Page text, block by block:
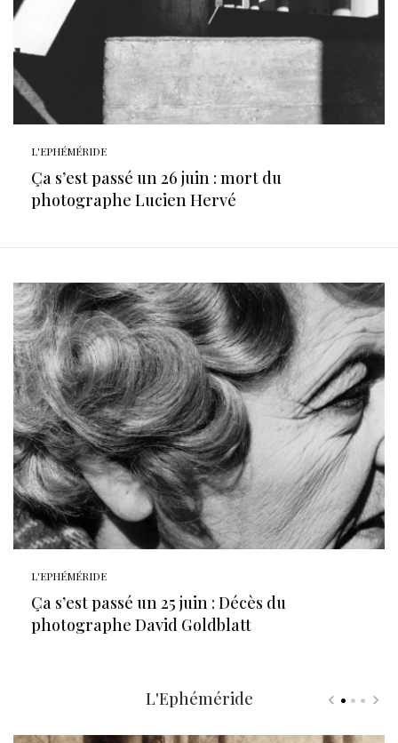
L'EPHÉMÉRIDE
Ça s’est passé un 26 juin : mort du
photographe Lucien Hervé
L'EPHÉMÉRIDE
Ça s’est passé un 25 juin : Décès du
photographe David Goldblatt
L'Ephéméride